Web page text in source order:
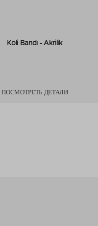
Koli Bandı - Akrilik
ПОСМОТРЕТЬ ДЕТАЛИ